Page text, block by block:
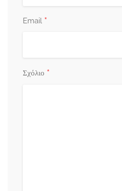
Email *
Σχόλιο *